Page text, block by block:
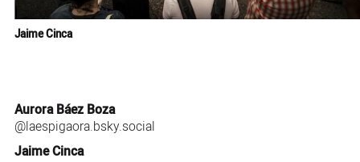
Jaime Cinca
Aurora Báez Boza
@laespigaora.bsky.social
Jaime Cinca